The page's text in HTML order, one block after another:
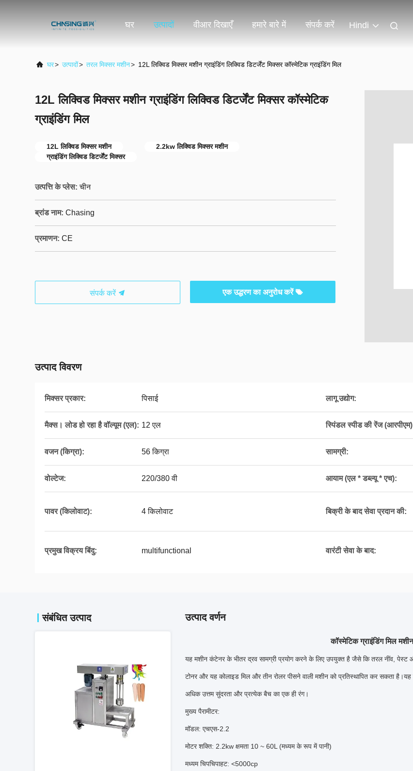
घर उत्पादों वीआर दिखाएँ हमारे बारे में संपर्क करें Hindi
घर> उत्पादों> तरल मिक्सर मशीन> 12L लिक्विड मिक्सर मशीन ग्राइंडिंग लिक्विड डिटर्जेंट मिक्सर कॉस्मेटिक ग्राइंडिंग मिल
12L लिक्विड मिक्सर मशीन ग्राइंडिंग लिक्विड डिटर्जेंट मिक्सर कॉस्मेटिक
ग्राइंडिंग मिल
12L लिक्विड मिक्सर मशीन
2.2kw लिक्विड मिक्सर मशीन
ग्राइंडिंग लिक्विड डिटर्जेंट मिक्सर
उत्पत्ति के प्लेस: चीन
ब्रांड नाम: Chasing
प्रमाणन: CE
संपर्क करें एक उद्धरण का अनुरोध करें
उत्पाद विवरण
मिक्सर प्रकार: पिसाई लागू उद्योग:
मैक्स। लोड हो रहा है वॉल्यूम (एल): 12 एल स्पिंडल स्पीड की रेंज
वजन (किग्रा): 56 किग्रा सामग्री:
वोल्टेज: 220/380 वी आयाम (एल * डब्ल्यू * एच):
पावर (किलोवाट): 4 किलोवाट बिक्री के बाद सेवा प्रदान की:
प्रमुख विक्रय बिंदु: multifunctional वारंटी सेवा के बाद:
संबंधित उत्पाद उत्पाद वर्णन
कॉस्मेटिक ग्राइंडिंग मिल
यह मशीन कंटेनर के भीतर द्रव सामग्री प्रयोग करने के लिए उपयुक्त है जैसे कि तरल नींव, पेस्ट
टोनर और यह कोलाइड मिल और तीन रोलर पीसने वाली मशीन को प्रतिस्थापित कर सकता
अधिक उत्तम सुंदरता और प्रत्येक बैच का एक ही रंग।
मुख्य पैरामीटर:
मॉडल: एचएस-2.2
मोटर शक्ति: 2.2kw क्षमता 10 ~ 60L (मध्यम के रूप में पानी)
मध्यम चिपचिपाहट: <5000cp